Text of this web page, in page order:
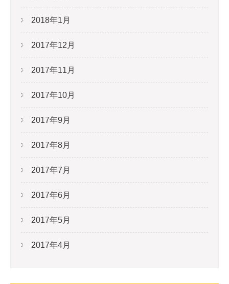
2018年1月
2017年12月
2017年11月
2017年10月
2017年9月
2017年8月
2017年7月
2017年6月
2017年5月
2017年4月